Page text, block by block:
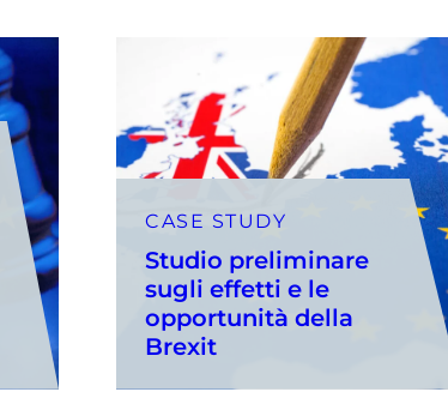
CASE STUDY
Studio preliminare
sugli effetti e le
opportunità della
Brexit